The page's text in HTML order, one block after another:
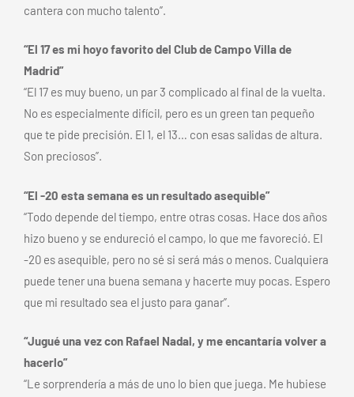
cantera con mucho talento”.
“El 17 es mi hoyo favorito del Club de Campo Villa de
Madrid”
“El 17 es muy bueno, un par 3 complicado al final de la vuelta.
No es especialmente difícil, pero es un green tan pequeño
que te pide precisión. El 1, el 13… con esas salidas de altura.
Son preciosos”.
“El -20 esta semana es un resultado asequible”
“Todo depende del tiempo, entre otras cosas. Hace dos años
hizo bueno y se endureció el campo, lo que me favoreció. El
-20 es asequible, pero no sé si será más o menos. Cualquiera
puede tener una buena semana y hacerte muy pocas. Espero
que mi resultado sea el justo para ganar”.
“Jugué una vez con Rafael Nadal, y me encantaría volver a
hacerlo”
“Le sorprendería a más de uno lo bien que juega. Me hubiese